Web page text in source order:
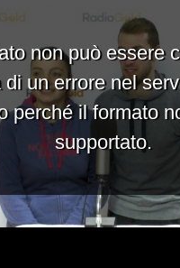
non può essere
di un errore nel
perché il formato
supportato.